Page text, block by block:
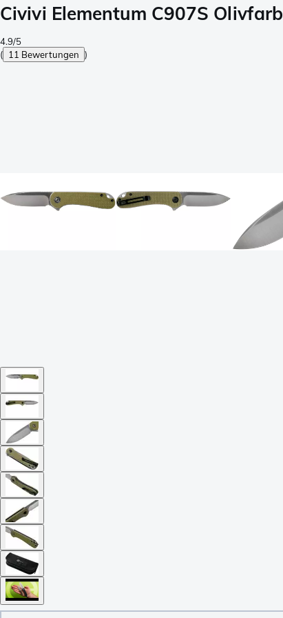
Civivi Elementum C907S
4.9/5
( 11 Bewertungen )